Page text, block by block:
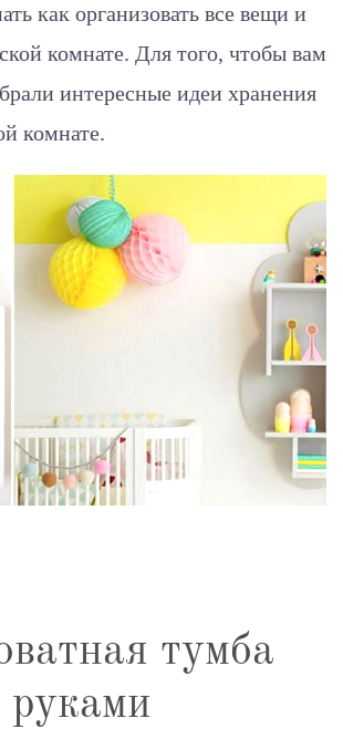
как организовать все вещи и
комнате. Для того, чтобы вам
интересные идеи хранения
комнате.
тумба
руками